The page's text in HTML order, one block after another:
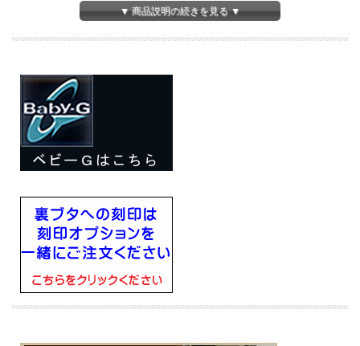
成長を意味する月と幸せを象徴する星をあしらい、幸運をもたらすデザインにしま
機能面では耐衝撃構造や10気圧防水搭載で実用性も備えています
腕を傾けるたびに輝きを放つ、ファンシーな魅力を詰めこんだウオッチです
■樹脂バンド
■美錠タイプ
■電池式
■月差±15秒
■１０気圧防水
■樹脂ケース
■無機ガラス
■フルオートカレンダー
■ダブルLEDライト：文字板用LEDライト（スーパーイルミネーター、残照機能、
残照時間切替（1.5秒/3秒）付き）、LCD部用LEDバックライト（スーパーイルミネ
ーター、残照機能、残照時間切替（1.5秒/3秒）付き）とネオブライト（蓄光塗
▼ 商品説明の続きを見る ▼